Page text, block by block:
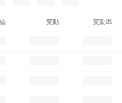
値 変動 変動率